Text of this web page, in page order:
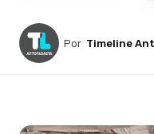
Por Timeline